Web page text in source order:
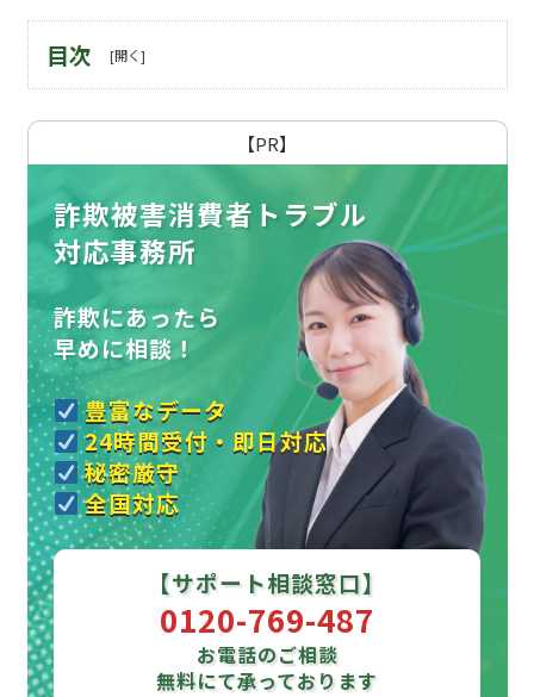
目次
【PR】
詐欺被害消費者トラブル
対応事務所
詐欺にあったら
早めに相談！
豊富なデータ
24時間受付・即日対応
秘密厳守
全国対応
【サポート相談窓口】
0120-769-487
お電話のご相談
無料にて承っております